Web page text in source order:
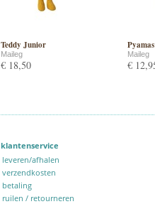
Teddy Junior
Maileg
€ 18,50
Maileg
€
klantenservice
leveren/afhalen
verzendkosten
betaling
ruilen / retourneren